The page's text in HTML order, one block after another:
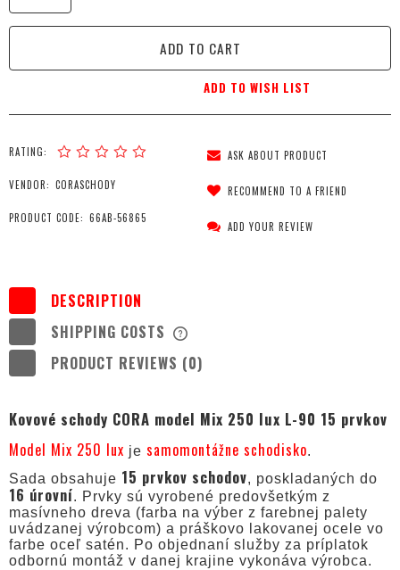
ADD TO CART
ADD TO WISH LIST
RATING:
VENDOR: CORASCHODY
PRODUCT CODE: 66AB-56865
ASK ABOUT PRODUCT
RECOMMEND TO A FRIEND
ADD YOUR REVIEW
DESCRIPTION
SHIPPING COSTS
POSSIBLE PAYMENT COSTS
PRODUCT REVIEWS (0)
Kovové schody CORA model Mix 250 lux L-90 15 prvkov
Model Mix 250 lux je samomontážne schodisko.
Sada obsahuje 15 prvkov schodov, poskladaných do
16 úrovní. Prvky sú vyrobené predovšetkým z
masívneho dreva (farba na výber z farebnej palety
uvádzanej výrobcom) a práškovo lakovanej ocele vo
farbe oceľ satén. Po objednaní služby za príplatok
odbornú montáž v danej krajine vykonáva výrobca.